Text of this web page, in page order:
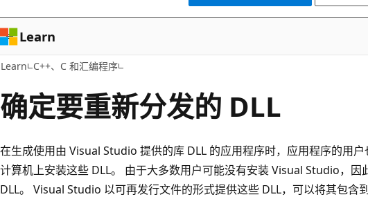
容
Learn
Learn C++、C 和汇编程序
确定要重新分发的 DLL
在生成使用由 Visual Studio 提供的库 DLL 的应用程序时，应用程序的用
计算机上安装这些 DLL。 由于大多数用户可能没有安装 Visual Studio，因
DLL。 Visual Studio 以可再发行文件的形式提供这些 DLL，可以将其包含